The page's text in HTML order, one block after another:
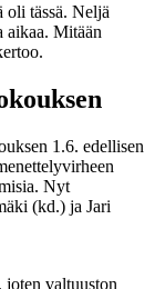
oli tässä. Neljä
aikaa. Mitään
1.6. edellisen
Nyt
(kd.) ja Jari
joten valtuuston